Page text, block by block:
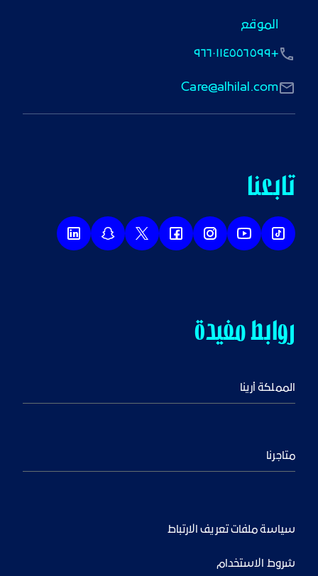
الموقع
Care@alhilal.com
+٩٦٦٠١١٤٥٥٦٥٩٩
روابط مفيدة
المملكة أرينا
متاجرنا
تابعنا
سياسة ملفات تعريف الارتباط
شروط الاستخدام